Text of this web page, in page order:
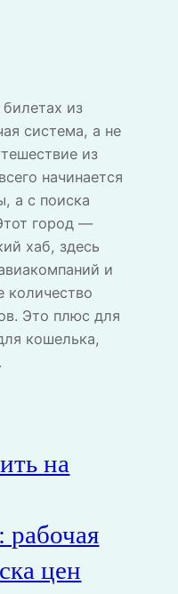
из
система, а не
из
начинается
а с поиска
город —
хаб, здесь
и
количество
Это плюс для
кошелька,
на
рабочая
цен